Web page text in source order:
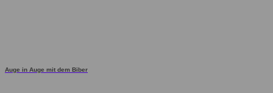
Auge in Auge mit dem Biber